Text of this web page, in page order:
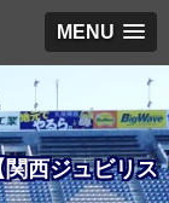
MENU
西ジュビリス